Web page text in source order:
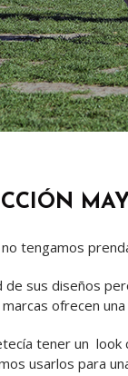
tengamos
sus diseños
ofrecen
tener un look
usarlos para